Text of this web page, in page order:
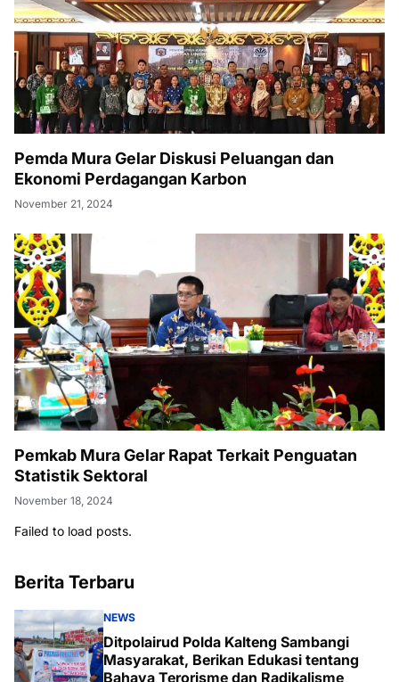
Pemda Mura Gelar Diskusi Peluangan dan
Ekonomi Perdagangan Karbon
November 21, 2024
Pemkab Mura Gelar Rapat Terkait Penguatan
Statistik Sektoral
November 18, 2024
Failed to load posts.
Berita Terbaru
NEWS
Ditpolairud Polda Kalteng Sambangi
Masyarakat, Berikan Edukasi tentang
Bahaya Terorisme dan Radikalisme